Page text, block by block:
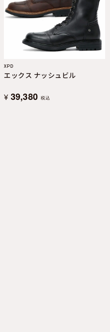
XPD
エックス ナッシュビル
¥ 39,380 税込